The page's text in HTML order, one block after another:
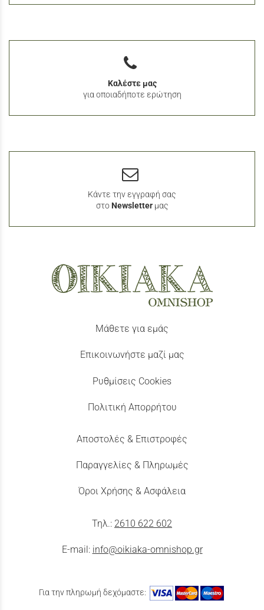
Καλέστε μας
για οποιαδήποτε ερώτηση
Κάντε την εγγραφή σας
στο Newsletterμας
Μάθετε για εμάς
Επικοινωνήστε μαζί μας
Ρυθμίσεις Cookies
Πολιτική Απορρήτου
Αποστολές & Επιστροφές
Παραγγελίες & Πληρωμές
Όροι Χρήσης & Ασφάλεια
Τηλ.: 2610 622 602
E-mail: info@oikiaka-omnishop.gr
Για την πληρωμή δεχόμαστε: